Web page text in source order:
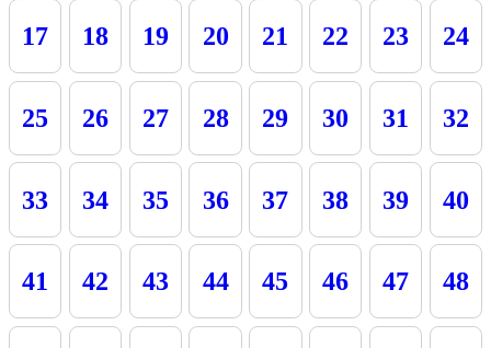
17 18 19 20 21 22 23 24
25 26 27 28 29 30 31 32
33 34 35 36 37 38 39 40
41 42 43 44 45 46 47 48